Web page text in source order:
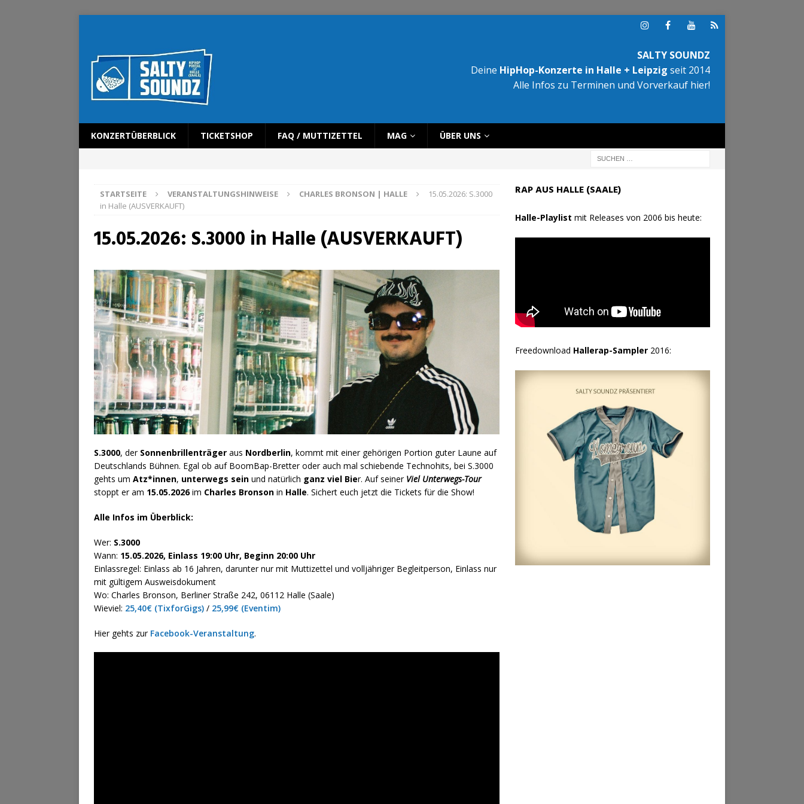
SALTY SOUNDZ
Deine HipHop-Konzerte in Halle + Leipzig seit 2014
Alle Infos zu Terminen und Vorverkauf hier!
KONZERTÜBERBLICK TICKETSHOP FAQ / MUTTIZETTEL MAG ÜBER UNS
STARTSEITE VERANSTALTUNGSHINWEISE CHARLES BRONSON | HALLE
15.05.2026: S.3000
in Halle (AUSVERKAUFT)
15.05.2026: S.3000 in Halle (AUSVERKAUFT)
S.3000, der Sonnenbrillenträger aus Nordberlin, kommt mit einer gehörigen Portion guter Laune auf
Deutschlands Bühnen. Egal ob auf BoomBap-Bretter oder auch mal schiebende Technohits, bei S.3000
gehts um Atz*innen, unterwegs sein und natürlich ganz viel Bier. Auf seiner Viel Unterwegs-Tour
stoppt er am 15.05.2026im Charles Bronson in Halle. Sichert euch jetzt die Tickets für die Show!
Alle Infos im Überblick:
Wer: S.3000
Wann: 15.05.2026, Einlass 19:00 Uhr, Beginn 20:00 Uhr
Einlassregel: Einlass ab 16 Jahren, darunter nur mit Muttizettel und volljähriger Begleitperson, Einlass nur
mit gültigem Ausweisdokument
Wo: Charles Bronson, Berliner Straße 242, 06112 Halle (Saale)
Wieviel: 25,40€ (TixforGigs) / 25,99€ (Eventim)
Hier gehts zur Facebook-Veranstaltung.
RAP AUS HALLE (SAALE)
Halle-Playlist mit Releases von 2006 bis heute:
Freedownload Hallerap-Sampler2016: